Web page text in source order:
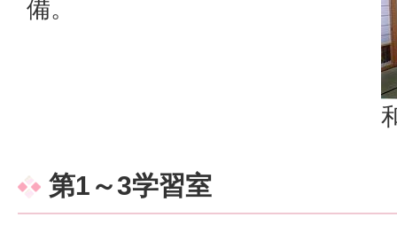
備。
第1～3学習室